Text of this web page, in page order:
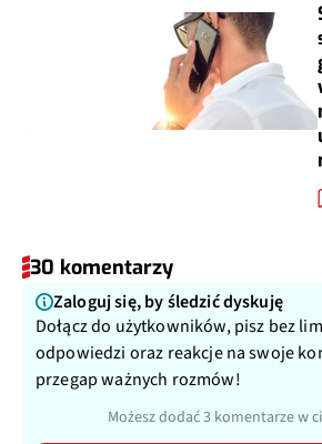
30 komentarzy
Zaloguj się, by śledzić dyskuję
Dołącz do użytkowników, pisz bez
odpowiedzi oraz reakcje na swoje
przegap ważnych rozmów!
Możesz dodać 3 komentarze w